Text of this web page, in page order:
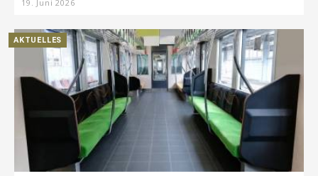
19. Juni 2026
AKTUELLES